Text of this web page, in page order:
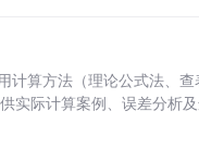
计算方法（理论公式法、
实际计算案例、误差分析